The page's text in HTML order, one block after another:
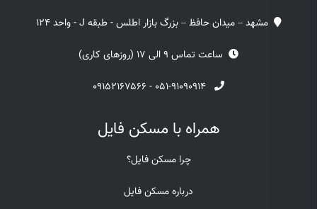
مشهد – میدان حافظ – بزرگ بازار اطلس - طبقه J - واحد 124
ساعت تماس 9 الی 17 (روزهای کاری)
۰۵۱-۹۱۰۹۰۹۱۴ - ۰۹۱۵۲۱۶۷۵۶۶
همراه با مسکن فایل
چرا مسکن فایل؟
درباره مسکن فایل